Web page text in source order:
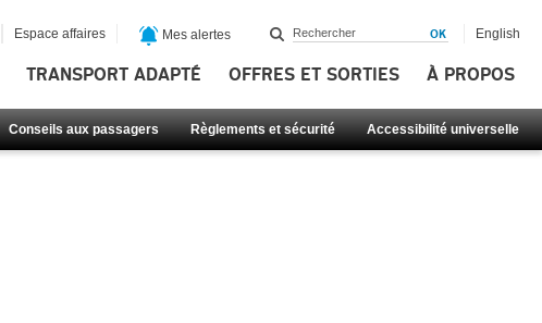
TRANSPORT ADAPTÉ OFFRES ET SORTIES À PROPOS
Conseils aux passagers Règlements et sécurité Accessibilité universelle
Espace affaires Mes alertes English